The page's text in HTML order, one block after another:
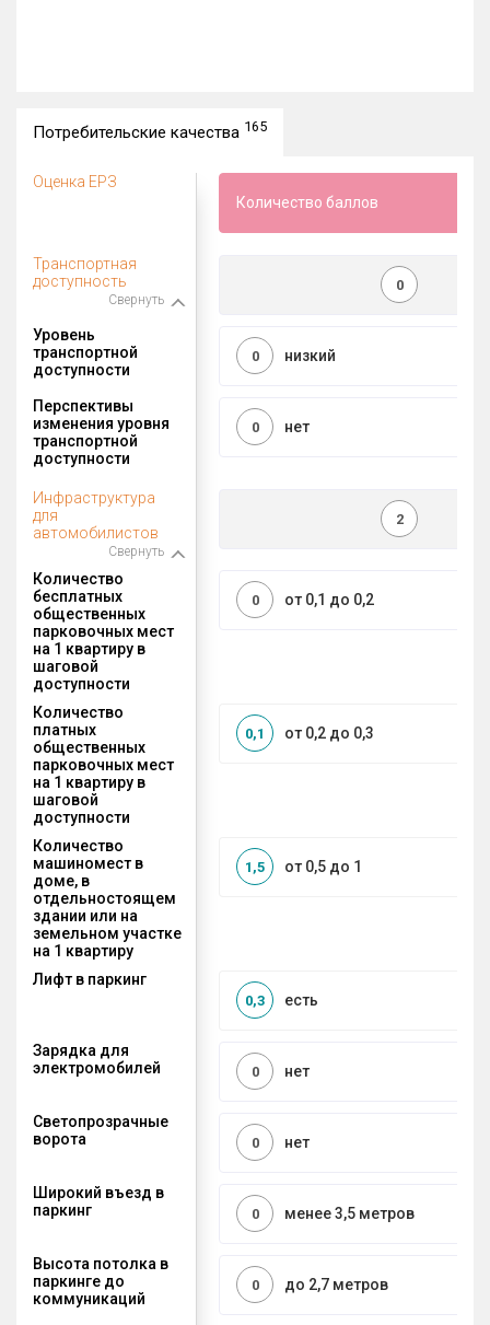
Потребительские качества 165
Оценка ЕРЗ
Количество баллов
Транспортная
доступность
Свернуть
0
Уровень
транспортной
доступности
низкий
0
Перспективы
изменения уровня
транспортной
доступности
нет
0
Инфраструктура
для
автомобилистов
Свернуть
2
Количество
бесплатных
общественных
парковочных мест
на 1 квартиру в
шаговой
доступности
от 0,1 до 0,2
0
Количество
платных
общественных
парковочных мест
на 1 квартиру в
шаговой
доступности
от 0,2 до 0,3
0,1
Количество
машиномест в
доме, в
отдельностоящем
здании или на
земельном участке
на 1 квартиру
от 0,5 до 1
1,5
Лифт в паркинг
есть
0,3
Зарядка для
электромобилей
нет
0
Светопрозрачные
ворота
нет
0
Широкий въезд в
паркинг
менее 3,5 метров
0
Высота потолка в
паркинге до
коммуникаций
до 2,7 метров
0